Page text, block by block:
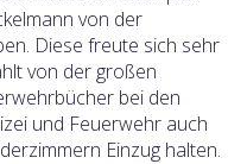
von der
Diese freute sich sehr
von der großen
bei den
und Feuerwehr auch
Einzug halten.